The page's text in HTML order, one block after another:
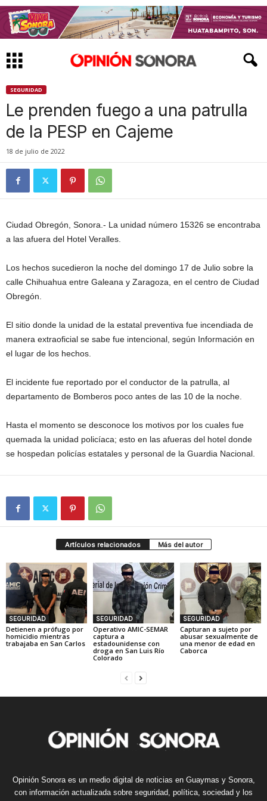
SEGURIDAD
Le prenden fuego a una patrulla
de la PESP en Cajeme
18 de julio de 2022
Ciudad Obregón, Sonora.- La unidad número 15326 se encontraba
a las afuera del Hotel Veralles.
Los hechos sucedieron la noche del domingo 17 de Julio sobre la
calle Chihuahua entre Galeana y Zaragoza, en el centro de Ciudad
Obregón.
El sitio donde la unidad de la estatal preventiva fue incendiada de
manera extraoficial se sabe fue intencional, según Información en
el lugar de los hechos.
El incidente fue reportado por el conductor de la patrulla, al
departamento de Bomberos poco antes de las 10 de la noche.
Hasta el momento se desconoce los motivos por los cuales fue
quemada la unidad policíaca; esto en las afueras del hotel donde
se hospedan policías estatales y personal de la Guardia Nacional.
Artículos relacionados Más del autor
SEGURIDAD
Detienen a prófugo por
homicidio mientras
trabajaba en San Carlos
SEGURIDAD
Operativo AMIC-SEMAR
captura a
estadounidense con
droga en San Luis Río
Colorado
SEGURIDAD
Capturan a sujeto por
abusar sexualmente de
una menor de edad en
Caborca
Opinión Sonora es un medio digital de noticias en Guaymas y Sonora,
con información actualizada sobre seguridad, política, sociedad y los